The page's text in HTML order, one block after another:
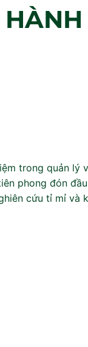
trong quản
phong đón
cứu tỉ mỉ và